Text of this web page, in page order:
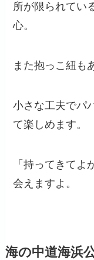
所が限られてい
心。
また抱っこ紐も
小さな工夫でパ
て楽しめます。
「持ってきて
会えますよ。
海の中道海浜